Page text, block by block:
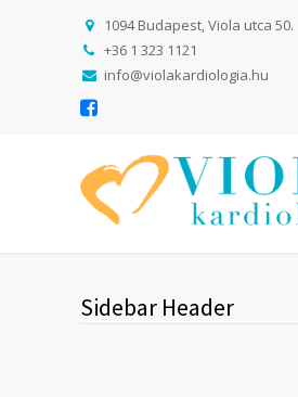
1094 Budapest, Viola utca 50.
+36 1 323 1121
info@violakardiologia.hu
Sidebar Header